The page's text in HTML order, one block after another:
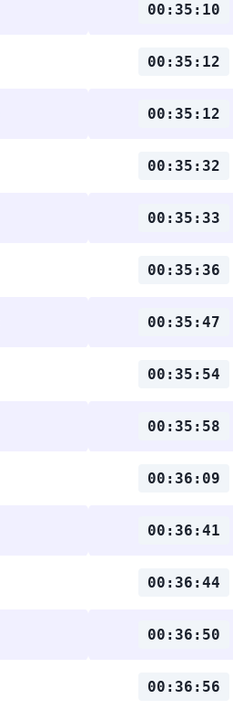
00:35:10
00:35:12
00:35:12
00:35:32
00:35:33
00:35:36
00:35:47
00:35:54
00:35:58
00:36:09
00:36:41
00:36:44
00:36:50
00:36:56